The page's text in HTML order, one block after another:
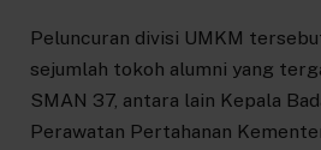
Peluncuran divisi UMKM
sejumlah tokoh alumni yang
SMAN 37, antara lain Kepala
Perawatan Pertahanan